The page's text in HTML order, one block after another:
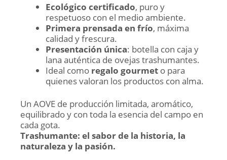
Ecológico certificado, puro y
respetuoso con el medio ambiente.
Primera prensada en frío, máxima
calidad y frescura.
Presentación única: botella con caja y
lana auténtica de ovejas trashumantes.
Ideal como regalo gourmeto para
quienes valoran los productos con alma.
Un AOVE de producción limitada, aromático,
equilibrado y con toda la esencia del campo en
cada gota.
Trashumante: el sabor de la historia, la
naturaleza y la pasión.